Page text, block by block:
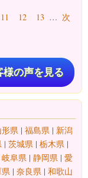
11 12 13 … 次
様の声を見る
形県 | 福島県 | 新潟
| 茨城県 | 栃木県 |
岐阜県 | 静岡県 | 愛
| 奈良県 | 和歌山